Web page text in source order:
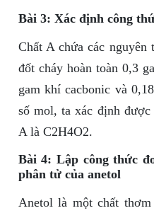
Bài 3: Xác định công
Chất A chứa các
đốt cháy hoàn toàn 0,3
gam khí cacbonic và
số mol, ta xác định
A là C2H4O2.
Bài 4: Lập công thức
phân tử của anetol
Anetol là một chất